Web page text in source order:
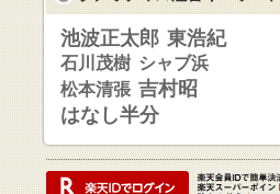
池波正太郎 東浩紀
石川茂樹 シャブ浜
松本清張 吉村昭
はなし半分